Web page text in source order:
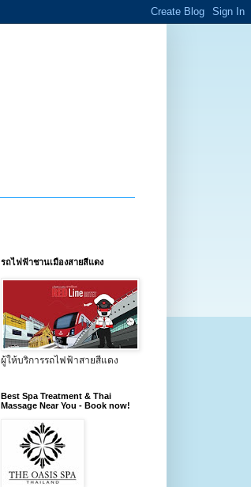
รถไฟฟ้าชานเมืองสายสีแดง
ผู้ให้บริการรถไฟฟ้าสายสีแดง
Best Spa Treatment & Thai
Massage Near You - Book now!